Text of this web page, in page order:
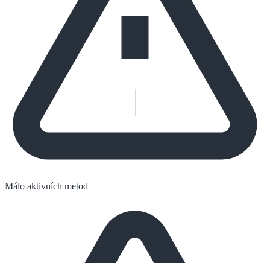
Málo aktivních metod